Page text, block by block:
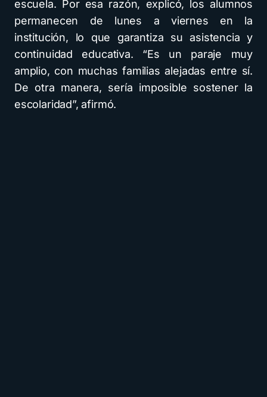
escuela. Por esa razón, explicó, los alumnos
permanecen de lunes a viernes en la
institución, lo que garantiza su asistencia y
continuidad educativa. “Es un paraje muy
amplio, con muchas familias alejadas entre sí.
De otra manera, sería imposible sostener la
escolaridad”, afirmó.